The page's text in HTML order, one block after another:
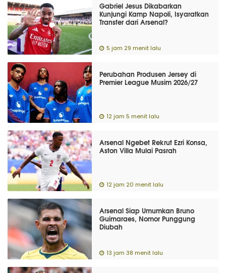
Gabriel Jesus Dikabarkan
Kunjungi Kamp Napoli, Isyaratkan
Transfer dari Arsenal?
5 jam 29 menit lalu
Perubahan Produsen Jersey di
Premier League Musim 2026/27
12 jam 5 menit lalu
Arsenal Ngebet Rekrut Ezri Konsa,
Aston Villa Mulai Pasrah
12 jam 20 menit lalu
Arsenal Siap Umumkan Bruno
Guimaraes, Nomor Punggung
Diubah
13 jam 38 menit lalu